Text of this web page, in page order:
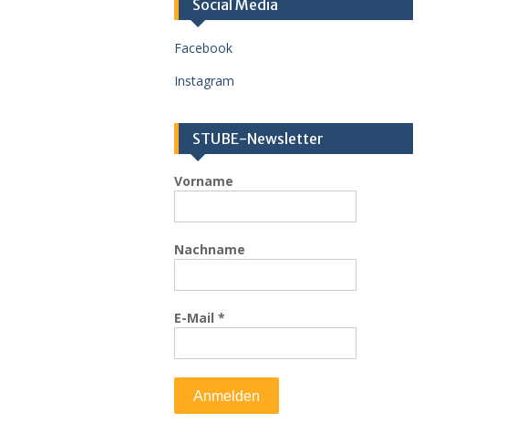
i
Social Media
Facebook
Instagram
STUBE-Newsletter
Vorname
Nachname
E-Mail *